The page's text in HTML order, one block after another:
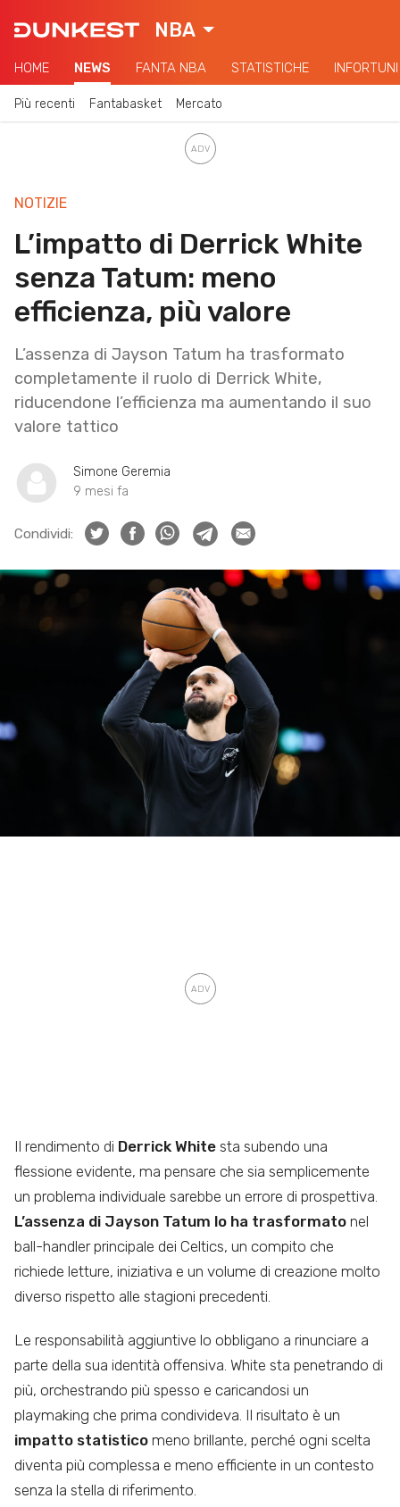
NBA
HOME NEWS FANTA NBA STATISTICHE INFORTUNI
Più recenti Fantabasket Mercato
NOTIZIE
L’impatto di Derrick White
senza Tatum: meno
efficienza, più valore
L’assenza di Jayson Tatum ha trasformato
completamente il ruolo di Derrick White,
riducendone l’efficienza ma aumentando il suo
valore tattico
Simone Geremia
9 mesi fa
Condividi:
Il rendimento di Derrick White sta subendo una
flessione evidente, ma pensare che sia semplicemente
un problema individuale sarebbe un errore di prospettiva.
L’assenza di Jayson Tatum lo ha trasformato nel
ball-handler principale dei Celtics, un compito che
richiede letture, iniziativa e un volume di creazione molto
diverso rispetto alle stagioni precedenti.
Le responsabilità aggiuntive lo obbligano a rinunciare a
parte della sua identità offensiva. White sta penetrando di
più, orchestrando più spesso e caricandosi un
playmaking che prima condivideva. Il risultato è un
impatto statistico meno brillante, perché ogni scelta
diventa più complessa e meno efficiente in un contesto
senza la stella di riferimento.